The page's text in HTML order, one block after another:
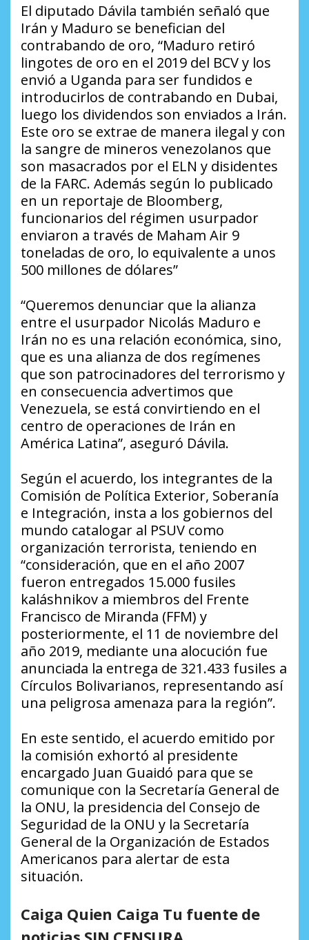
El diputado Dávila también señaló que
Irán y Maduro se benefician del
contrabando de oro, “Maduro retiró
lingotes de oro en el 2019 del BCV y los
envió a Uganda para ser fundidos e
introducirlos de contrabando en Dubai,
luego los dividendos son enviados a Irán.
Este oro se extrae de manera ilegal y con
la sangre de mineros venezolanos que
son masacrados por el ELN y disidentes
de la FARC. Además según lo publicado
en un reportaje de Bloomberg,
funcionarios del régimen usurpador
enviaron a través de Maham Air 9
toneladas de oro, lo equivalente a unos
500 millones de dólares”
“Queremos denunciar que la alianza
entre el usurpador Nicolás Maduro e
Irán no es una relación económica, sino,
que es una alianza de dos regímenes
que son patrocinadores del terrorismo y
en consecuencia advertimos que
Venezuela, se está convirtiendo en el
centro de operaciones de Irán en
América Latina”, aseguró Dávila.
Según el acuerdo, los integrantes de la
Comisión de Política Exterior, Soberanía
e Integración, insta a los gobiernos del
mundo catalogar al PSUV como
organización terrorista, teniendo en
“consideración, que en el año 2007
fueron entregados 15.000 fusiles
kaláshnikov a miembros del Frente
Francisco de Miranda (FFM) y
posteriormente, el 11 de noviembre del
año 2019, mediante una alocución fue
anunciada la entrega de 321.433 fusiles a
Círculos Bolivarianos, representando así
una peligrosa amenaza para la región”.
En este sentido, el acuerdo emitido por
la comisión exhortó al presidente
encargado Juan Guaidó para que se
comunique con la Secretaría General de
la ONU, la presidencia del Consejo de
Seguridad de la ONU y la Secretaría
General de la Organización de Estados
Americanos para alertar de esta
situación.
Caiga Quien Caiga Tu fuente de